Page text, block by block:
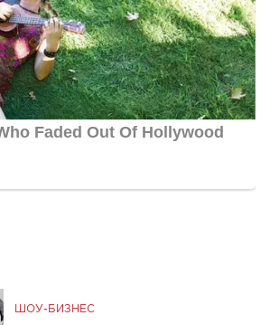
ШОУ-БИЗНЕС